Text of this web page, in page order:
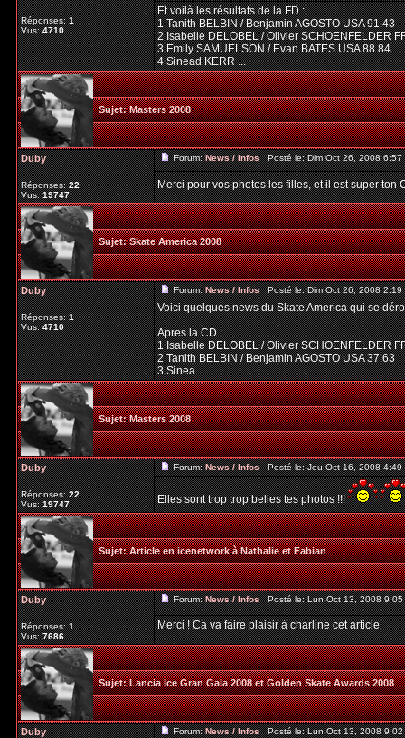
Réponses:1
Vus:4710
Et voilà les résultats de la FD :
1 Tanith BELBIN / Benjamin AGOSTO USA 91.43
2 Isabelle DELOBEL / Olivier SCHOENFELDER
3 Emily SAMUELSON / Evan BATES USA 88.84
4 Sinead KERR ...
Sujet:Masters 2008
Duby
Réponses:22
Vus:19747
Forum:News / InfosPosté le: Dim Oct 26, 2008
Merci pour vos photos les filles, et il est super ton
Sujet:Skate America 2008
Duby
Réponses:1
Vus:4710
Forum:News / InfosPosté le: Dim Oct 26, 2008
Voici quelques news du Skate America qui se
Apres la CD :
1 Isabelle DELOBEL / Olivier SCHOENFELDER
2 Tanith BELBIN / Benjamin AGOSTO USA 37.63
3 Sinea ...
Sujet:Masters 2008
Duby
Réponses:22
Vus:19747
Forum:News / InfosPosté le: Jeu Oct 16, 2008
Elles sont trop trop belles tes photos !!!
Sujet:Article en icenetwork à Nathalie et Fabian
Duby
Réponses:1
Vus:7686
Forum:News / InfosPosté le: Lun Oct 13, 2008
Merci ! Ca va faire plaisir à charline cet article
Sujet:Lancia Ice Gran Gala 2008 et Golden Skate Awards 2008
Duby Forum:News / InfosPosté le: Lun Oct 13, 2008